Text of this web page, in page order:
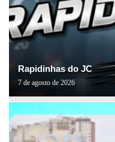
Rapidinhas do JC
7 de agosto de 2026